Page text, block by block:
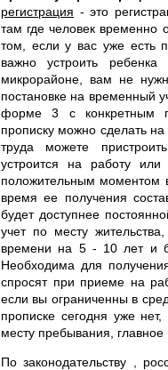
регистрация - это
там где человек временно
том, если у вас уже есть
важно устроить
микрорайоне, вам не
постановке на временный
форме 3 с конкретным
прописку можно сделать
труда можете
устроится на работу
положительным моментом
время ее получения
будет доступнее
учет по месту
времени на 5 - 10 лет и
Необходима для
спросят при приеме на
если вы ограниченны в
прописке сегодня уже
месту пребывания,
По законодательству ,